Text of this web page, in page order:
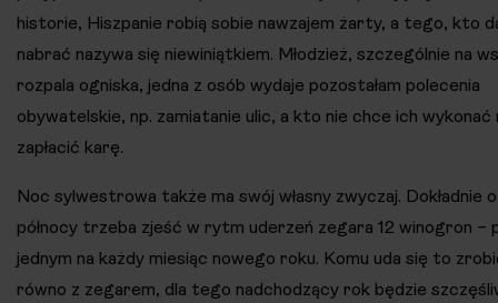
historie, Hiszpanie robią sobie nawzajem żarty, a tego, kto
nabrać nazywa się niewiniątkiem. Młodzież, szczególnie na
rozpala ogniska, jedna z osób wydaje pozostałam polecenia
obywatelskie, np. zamiatanie ulic, a kto nie chce ich wykonać
zapłacić karę.
Noc sylwestrowa także ma swój własny zwyczaj. Dokładnie o
północy trzeba zjeść w rytm uderzeń zegara 12 winogron –
jednym na każdy miesiąc nowego roku. Komu uda się to
równo z zegarem, dla tego nadchodzący rok będzie